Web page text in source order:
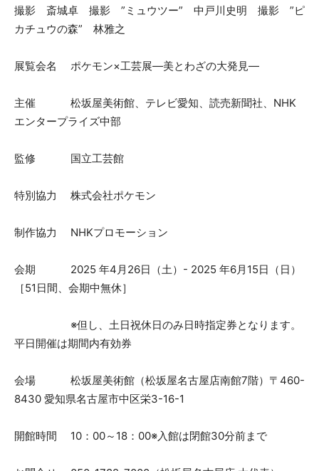
撮影 斎城卓 撮影 ”ミュウツー” 中戸川史明 撮影 ”ピ
カチュウの森” 林雅之
展覧会名 ポケモン×工芸展―美とわざの大発見―
主催 松坂屋美術館、テレビ愛知、読売新聞社、NHK
エンタープライズ中部
監修 国立工芸館
特別協力 株式会社ポケモン
制作協力 NHKプロモーション
会期 2025 年4月26日（土）- 2025 年6月15日（日）
［51日間、会期中無休］
※但し、土日祝休日のみ日時指定券となります。
平日開催は期間内有効券
会場 松坂屋美術館（松坂屋名古屋店南館7階）〒460-
8430 愛知県名古屋市中区栄3-16-1
開館時間 10：00～18：00※入館は閉館30分前まで